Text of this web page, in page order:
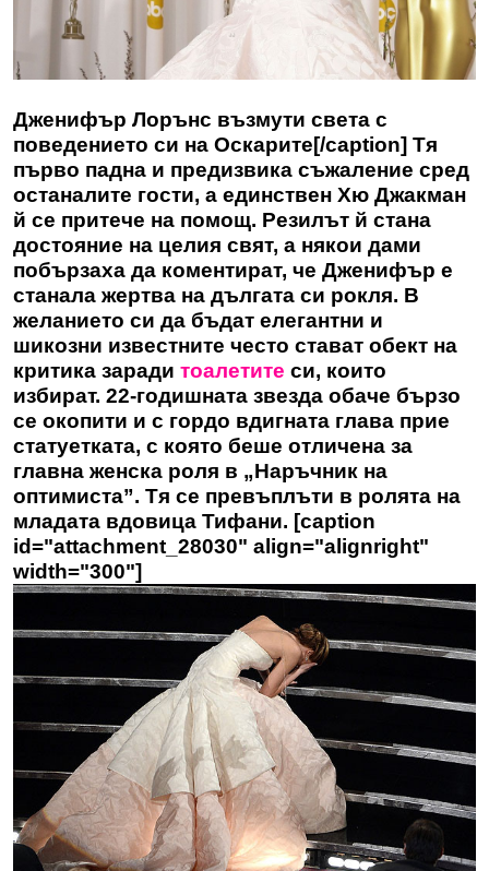
Дженифър Лорънс възмути света с
поведението си на Оскарите[/caption] Тя
първо падна и предизвика съжаление сред
останалите гости, а единствен Хю Джакман
й се притече на помощ. Резилът й стана
достояние на целия свят, а някои дами
побързаха да коментират, че Дженифър е
станала жертва на дългата си рокля. В
желанието си да бъдат елегантни и
шикозни известните често стават обект на
критика заради тоалетите си, които
избират. 22-годишната звезда обаче бързо
се окопити и с гордо вдигната глава прие
статуетката, с която беше отличена за
главна женска роля в „Наръчник на
оптимиста”. Тя се превъплъти в ролята на
младата вдовица Тифани. [caption
id="attachment_28030" align="alignright"
width="300"]